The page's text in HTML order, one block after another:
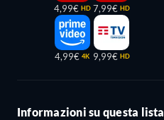
4,99€ HD
4,99€ 4K
7,99€ HD
9,99€ HD
Informazioni su questa lista